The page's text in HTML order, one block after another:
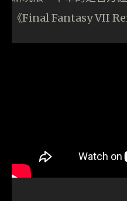
《Final Fantasy VII